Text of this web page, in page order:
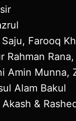
Farooq
Rahman
Amin Munna,
Alam Bakul
&